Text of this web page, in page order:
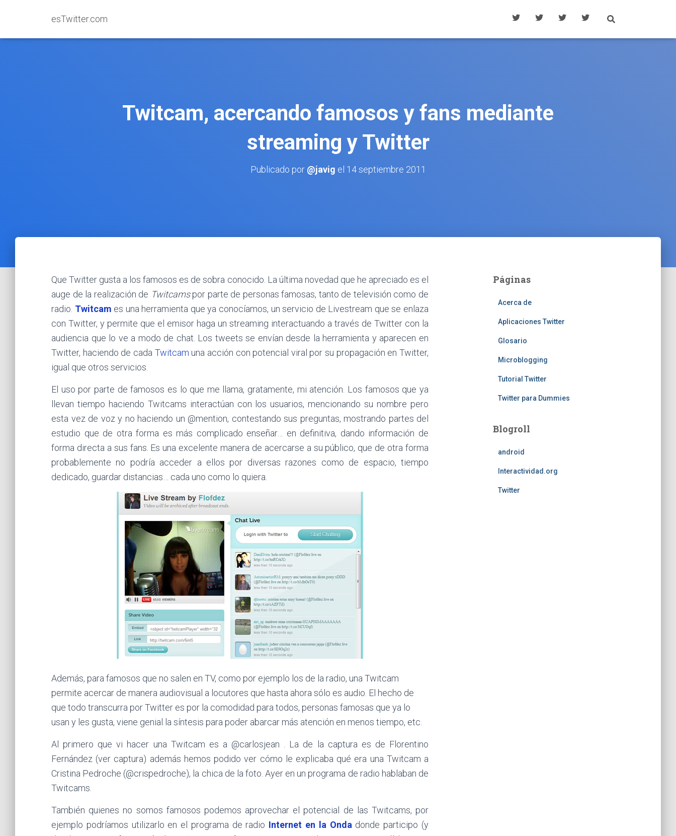
esTwitter.com
Twitcam, acercando famosos y fans mediante
streaming y Twitter
Publicado por @javig el 14 septiembre 2011
Que Twitter gusta a los famosos es de sobra conocido. La última novedad que he apreciado es el
auge de la realización de Twitcamspor parte de personas famosas, tanto de televisión como de
radio. Twitcam es una herramienta que ya conocíamos, un servicio de Livestream que se enlaza
con Twitter, y permite que el emisor haga un streaming interactuando a través de Twitter con la
audiencia que lo ve a modo de chat. Los tweets se envían desde la herramienta y aparecen en
Twitter, haciendo de cada Twitcam una acción con potencial viral por su propagación en Twitter,
igual que otros servicios.
El uso por parte de famosos es lo que me llama, gratamente, mi atención. Los famosos que ya
llevan tiempo haciendo Twitcams interactúan con los usuarios, mencionando su nombre pero
esta vez de voz y no haciendo un @mention, contestando sus preguntas, mostrando partes del
estudio que de otra forma es más complicado enseñar… en definitiva, dando información de
forma directa a sus fans. Es una excelente manera de acercarse a su público, que de otra forma
probablemente no podría acceder a ellos por diversas razones como de espacio, tiempo
dedicado, guardar distancias… cada uno como lo quiera.
Además, para famosos que no salen en TV, como por ejemplo los de la radio, una Twitcam
permite acercar de manera audiovisual a locutores que hasta ahora sólo es audio. El hecho de
que todo transcurra por Twitter es por la comodidad para todos, personas famosas que ya lo
usan y les gusta, viene genial la síntesis para poder abarcar más atención en menos tiempo, etc.
Al primero que vi hacer una Twitcam es a @carlosjean . La de la captura es de Florentino
Fernández (ver captura) además hemos podido ver cómo le explicaba qué era una Twitcam a
Cristina Pedroche (@crispedroche), la chica de la foto. Ayer en un programa de radio hablaban de
Twitcams.
También quienes no somos famosos podemos aprovechar el potencial de las Twitcams, por
ejemplo podríamos utilizarlo en el programa de radio Internet en la Onda donde participo (y
Páginas
Acerca de
Aplicaciones Twitter
Glosario
Microblogging
Tutorial Twitter
Twitter para Dummies
Blogroll
android
Interactividad.org
Twitter